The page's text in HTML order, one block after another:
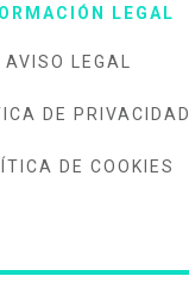
LEGAL
AVISO LEGAL
DE PRIVACIDAD
DE COOKIES